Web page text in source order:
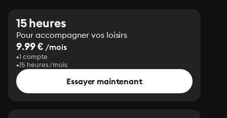
15 heures
Pour accompagner vos loisirs
9.99 € /mois
1 compte
15 heures/mois
Essayer maintenant